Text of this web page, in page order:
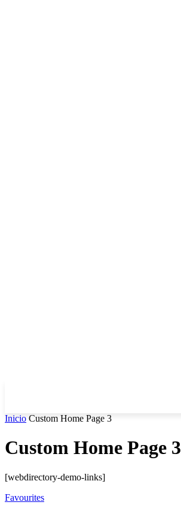
Inicio Custom Home Page 3
Custom Home Page 3
[webdirectory-demo-links]
Favourites